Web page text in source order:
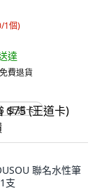
1個)
達
費退貨
(王道卡)
聯名水性筆
支